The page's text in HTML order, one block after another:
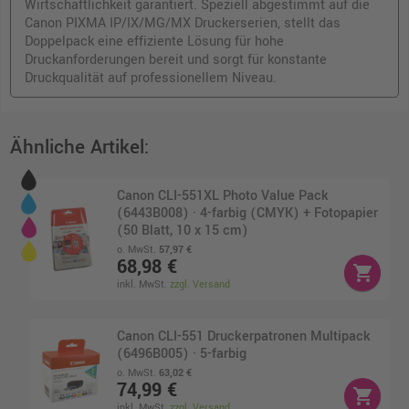
Wirtschaftlichkeit garantiert. Speziell abgestimmt auf die
Canon PIXMA IP/IX/MG/MX Druckerserien, stellt das
Doppelpack eine effiziente Lösung für hohe
Druckanforderungen bereit und sorgt für konstante
Druckqualität auf professionellem Niveau.
Ähnliche Artikel:
Canon CLI-551XL Photo Value Pack
(6443B008) · 4-farbig (CMYK) + Fotopapier
(50 Blatt, 10 x 15 cm)
o. MwSt. 57,97 €
68,98 €
inkl. MwSt.zzgl. Versand
shopping_cart
Canon CLI-551 Druckerpatronen Multipack
(6496B005) · 5-farbig
o. MwSt. 63,02 €
74,99 € shopping_cart